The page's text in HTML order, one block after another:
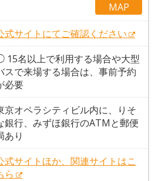
MAP
式サイトにてご確認ください
15名以上で利用する場合や大型
スで来場する場合は、事前予約
必要
京オペラシティビル内に、りそ
銀行、みずほ銀行のATMと郵便
あり
式サイトほか、関連サイトはこ
ら